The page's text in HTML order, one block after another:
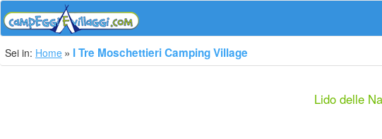
Sei in: Home I Tre Moschettieri Camping Village
Lido delle